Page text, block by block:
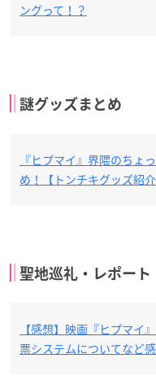
ングって！？
謎グッズまとめ
『ヒプマイ』界隈のちょ
め！【トンチキグッズ紹介
聖地巡礼・レポート
【感想】映画『ヒプマイ
票システムについてなど